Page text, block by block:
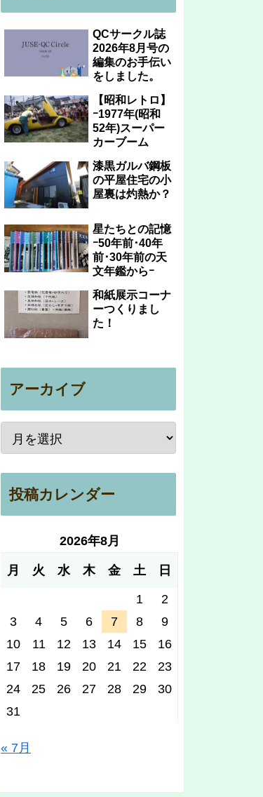
QCサークル誌
2026年8月号の
編集のお手伝い
をしました。
【昭和レトロ】
ｰ1977年(昭和
52年)スーパー
カーブーム
漆黒ガルバ鋼板
の平屋住宅の小
屋裏は灼熱か？
星たちとの記憶
ｰ50年前･40年
前･30年前の天
文年鑑からｰ
和紙展示コーナ
ーつくりまし
た！
アーカイブ
投稿カレンダー
2026年8月
月 火 水 木 金 土 日
1
2
3
4 5 6 7 8
9
10
11 12 13 14 15
16
17
18 19 20 21 22
23
24
25 26 27 28 29
30
31
« 7月